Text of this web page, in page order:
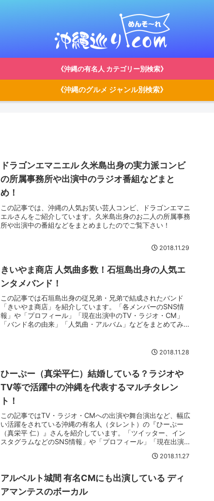
《沖縄の有名人 カテゴリー別検索》
《沖縄のグルメ ジャンル別検索》
ドラゴンエマニエル 久米島出身の実力派コンビ
の所属事務所や出演中のラジオ番組などまと
め！
この記事では、沖縄の人気お笑い芸人コンビ、ドラゴンエマニ
エルさんをご紹介しています。久米島出身のお二人の所属事務
所や出演中の番組などをまとめましたのでご覧下さい！
2018.11.29
きいやま商店 人気曲多数！石垣島出身の人気エ
ンタメバンド！
この記事では石垣島出身の従兄弟・兄弟で結成されたバンド
「きいやま商店」を紹介しています。「各メンバーのSNS情
報」や「プロフィール」「現在出演中のTV・ラジオ・CM」
「バンド名の由来」「人気曲・アルバム」などをまとめてみま
2018.11.28
ひーぷー（真栄平仁）結婚している？ラジオや
TV等で活躍中の沖縄を代表するマルチタレン
ト！
この記事ではTV・ラジオ・CMへの出演や舞台演出など、幅広
い活躍をされている沖縄の有名人（タレント）の『ひーぷー
（真栄平 仁）』さんを紹介しています。「ツイッター、イン
スタグラムなどのSNS情報」や「プロフィール」「現在出演中
2018.11.27
アルベルト城間 有名CMにも出演している ディ
アマンテスのボーカル